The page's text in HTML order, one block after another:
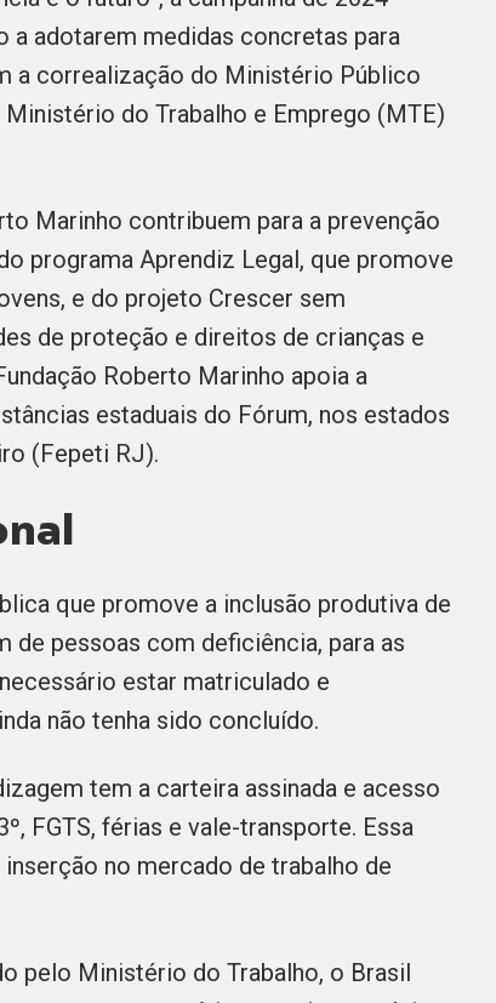
a adotarem medidas concretas para
a correalização do Ministério Público
do Trabalho e Emprego (MTE)
Marinho contribuem para a prevenção
programa Aprendiz Legal, que promove
e do projeto Crescer sem
de proteção e direitos de crianças e
Roberto Marinho apoia a
estaduais do Fórum, nos estados
(Fepeti RJ).
que promove a inclusão produtiva de
de pessoas com deficiência, para as
estar matriculado e
não tenha sido concluído.
tem a carteira assinada e acesso
FGTS, férias e vale-transporte. Essa
no mercado de trabalho de
pelo Ministério do Trabalho, o Brasil